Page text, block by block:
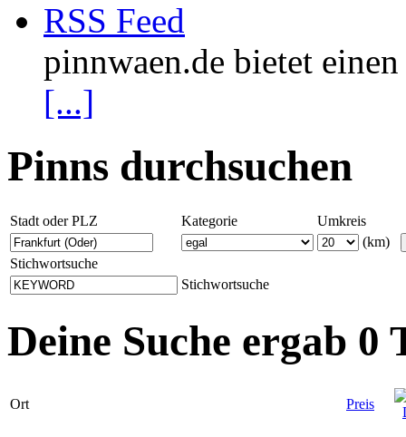
RSS Feed
pinnwaen.de bietet
[...]
Pinns durchsuchen
Stadt oder PLZ Kategorie
Umkreis
(km)
Stichwortsuche
Stichwortsuche
Deine Suche ergab 0
Ort Preis